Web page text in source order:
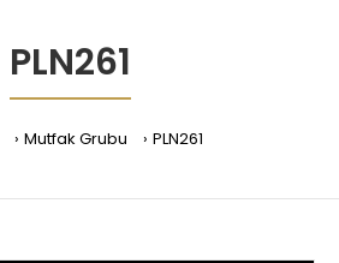
PLN261
Mutfak Grubu PLN261